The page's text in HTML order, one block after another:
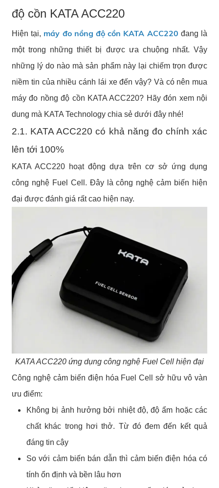
độ cồn KATA ACC220
Hiện tại, máy đo nồng độ cồn KATA ACC220 đang là
một trong những thiết bị được ưa chuộng nhất. Vậy
những lý do nào mà sản phẩm này lại chiếm trọn được
niềm tin của nhiều cánh lái xe đến vậy? Và có nên mua
máy đo nồng độ cồn KATA ACC220? Hãy đón xem nội
dung mà KATA Technology chia sẻ dưới đây nhé!
2.1. KATA ACC220 có khả năng đo chính xác
lên tới 100%
KATA ACC220 hoạt động dựa trên cơ sở ứng dụng
công nghệ Fuel Cell. Đây là công nghệ cảm biến hiện
đại được đánh giá rất cao hiện nay.
KATA ACC220 ứng dụng công nghệ Fuel Cell hiện đại
Công nghệ cảm biến điện hóa Fuel Cell sở hữu vô vàn
ưu điểm:
Không bị ảnh hưởng bởi nhiệt độ, độ ẩm hoặc các
chất khác trong hơi thở. Từ đó đem đến kết quả
đáng tin cậy
So với cảm biến bán dẫn thì cảm biến điện hóa có
tính ổn định và bền lâu hơn